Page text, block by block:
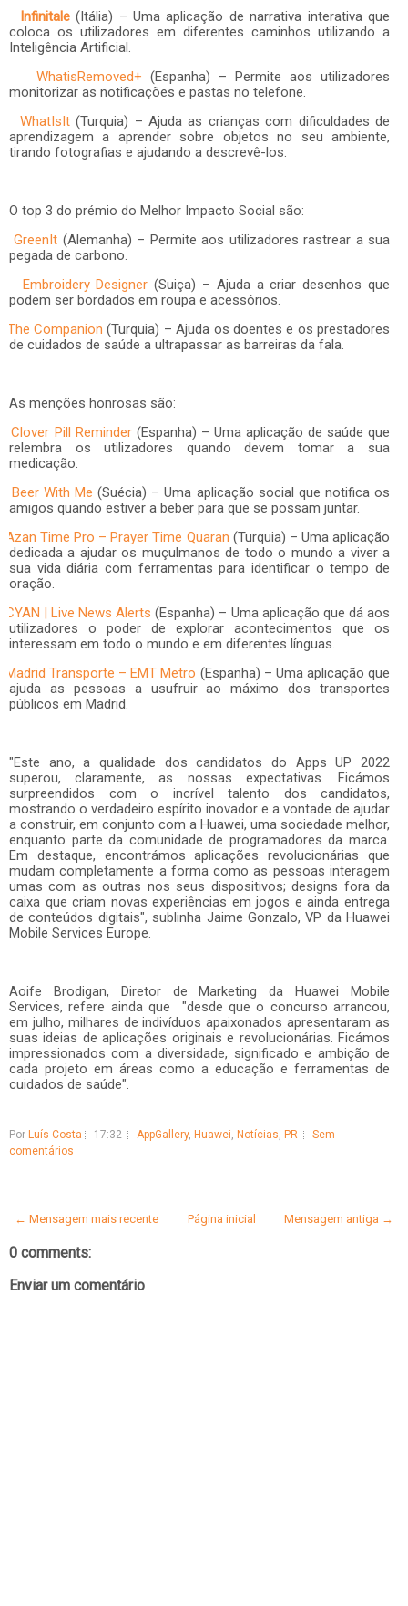
Infinitale(Itália) – Uma aplicação de narrativa interativa que
coloca os utilizadores em diferentes caminhos utilizando a
Inteligência Artificial.
WhatisRemoved+ (Espanha) – Permite aos utilizadores
monitorizar as notificações e pastas no telefone.
WhatIsIt(Turquia) – Ajuda as crianças com dificuldades de
aprendizagem a aprender sobre objetos no seu ambiente,
tirando fotografias e ajudando a descrevê-los.
O top 3 do prémio do Melhor Impacto Social são:
GreenIt (Alemanha) – Permite aos utilizadores rastrear a sua
pegada de carbono.
Embroidery Designer (Suiça) – Ajuda a criar desenhos que
podem ser bordados em roupa e acessórios.
The Companion (Turquia) – Ajuda os doentes e os prestadores
de cuidados de saúde a ultrapassar as barreiras da fala.
As menções honrosas são:
Clover Pill Reminder(Espanha) – Uma aplicação de saúde que
relembra os utilizadores quando devem tomar a sua
medicação.
Beer With Me (Suécia) – Uma aplicação social que notifica os
amigos quando estiver a beber para que se possam juntar.
Azan Time Pro – Prayer Time Quaran (Turquia) – Uma aplicação
dedicada a ajudar os muçulmanos de todo o mundo a viver a
sua vida diária com ferramentas para identificar o tempo de
oração.
CYAN | Live News Alerts (Espanha) – Uma aplicação que dá aos
utilizadores o poder de explorar acontecimentos que os
interessam em todo o mundo e em diferentes línguas.
Madrid Transporte – EMT Metro (Espanha) – Uma aplicação que
ajuda as pessoas a usufruir ao máximo dos transportes
públicos em Madrid.
"Este ano, a qualidade dos candidatos do Apps UP 2022
superou, claramente, as nossas expectativas. Ficámos
surpreendidos com o incrível talento dos candidatos,
mostrando o verdadeiro espírito inovador e a vontade de ajudar
a construir, em conjunto com a Huawei, uma sociedade melhor,
enquanto parte da comunidade de programadores da marca.
Em destaque, encontrámos aplicações revolucionárias que
mudam completamente a forma como as pessoas interagem
umas com as outras nos seus dispositivos; designs fora da
caixa que criam novas experiências em jogos e ainda entrega
de conteúdos digitais", sublinha Jaime Gonzalo, VP da Huawei
Mobile Services Europe.
Aoife Brodigan, Diretor de Marketing da Huawei Mobile
Services, refere ainda que "desde que o concurso arrancou,
em julho, milhares de indivíduos apaixonados apresentaram as
suas ideias de aplicações originais e revolucionárias. Ficámos
impressionados com a diversidade, significado e ambição de
cada projeto em áreas como a educação e ferramentas de
cuidados de saúde".
Por Luís Costa 17:32 AppGallery, Huawei, Notícias, PR
Sem
comentários
← Mensagem mais recente Mensagem antiga →
Página inicial
0 comments:
Enviar um comentário